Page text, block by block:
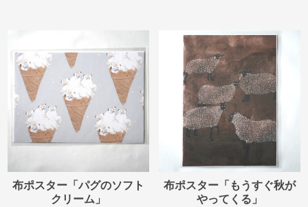
布ポスター「パグのソフト
クリーム」
布ポスター「もうすぐ秋が
やってくる」